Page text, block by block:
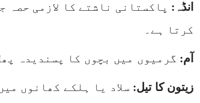
انڈہ: پاکستانی ناشتے کا لازمی
کرتا ہے۔
آم: گرمیوں میں بچوں کا پسندیدہ
زیتون کا تیل: سلاد یا ہلکے کھانوں